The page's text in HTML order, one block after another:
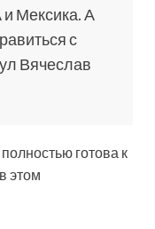
Мексика. А
с
Вячеслав
готова к
этом